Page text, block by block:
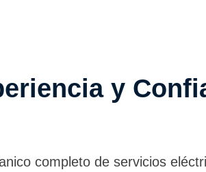
y
completo de servicios